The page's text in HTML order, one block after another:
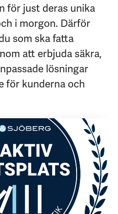
för just deras unika
i morgon. Därför
som ska fatta
att erbjuda säkra,
lösningar
för kunderna och